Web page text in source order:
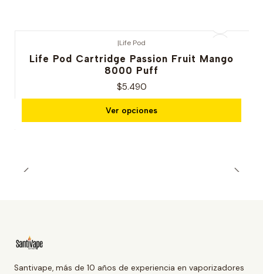
|Life Pod
Life Pod Cartridge Passion Fruit Mango
8000 Puff
$5.490
Ver opciones
Santivape, más de 10 años de experiencia en vaporizadores